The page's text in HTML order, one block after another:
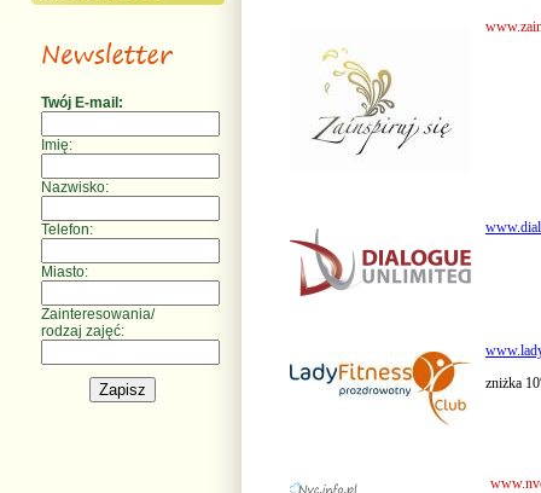
Twój E-mail:
Imię:
Nazwisko:
Telefon:
Miasto:
Zainteresowania/
rodzaj zajęć:
zniżka